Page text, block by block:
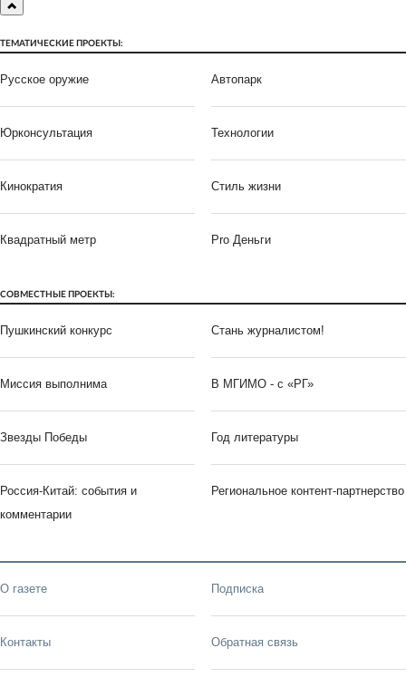
ТЕМАТИЧЕСКИЕ ПРОЕКТЫ:
Русское оружие Автопарк
Юрконсультация Технологии
Кинократия Стиль жизни
Квадратный метр Pro Деньги
СОВМЕСТНЫЕ ПРОЕКТЫ:
Пушкинский конкурс Стань журналистом!
Миссия выполнима В МГИМО - с «РГ»
Звезды Победы Год литературы
Россия-Китай: события и
комментарии
Региональное контент-партнерство
О газете Подписка
Контакты Обратная связь